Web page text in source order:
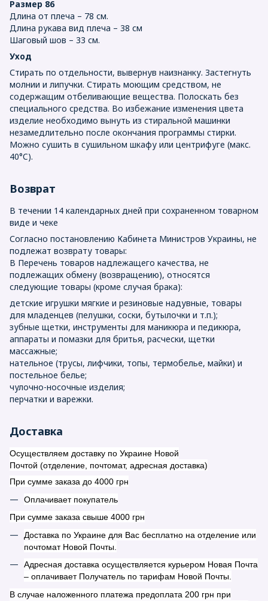
Размер 86
Длина от плеча – 78 см.
Длина рукава вид плеча – 38 см
Шаговый шов – 33 см.
Уход
Стирать по отдельности, вывернув наизнанку. Застегнуть
молнии и липучки. Стирать моющим средством, не
содержащим отбеливающие вещества. Полоскать без
специального средства. Во избежание изменения цвета
изделие необходимо вынуть из стиральной машинки
незамедлительно после окончания программы стирки.
Можно сушить в сушильном шкафу или центрифуге (макс.
40°C).
Возврат
В течении 14 календарных дней при сохраненном товарном
виде и чеке
Согласно постановлению Кабинета Министров Украины, не
подлежат возврату товары:
В Перечень товаров надлежащего качества, не
подлежащих обмену (возвращению), относятся
следующие товары (кроме случая брака):
детские игрушки мягкие и резиновые надувные, товары
для младенцев (пелушки, соски, бутылочки и т.п.);
зубные щетки, инструменты для маникюра и педикюра,
аппараты и помазки для бритья, расчески, щетки
массажные;
нательное (трусы, лифчики, топы, термобелье, майки) и
постельное белье;
чулочно-носочные изделия;
перчатки и варежки.
Доставка
Осуществляем доставку по Украине Новой
Почтой (отделение, почтомат, адресная доставка)
При сумме заказа до 4000 грн
Оплачивает покупатель
При сумме заказа свыше 4000 грн
Доставка по Украине для Вас бесплатно на отделение или
почтомат Новой Почты.
Адресная доставка осуществляется курьером Новая Почта
– оплачивает Получатель по тарифам Новой Почты.
В случае наложенного платежа предоплата 200 грн при